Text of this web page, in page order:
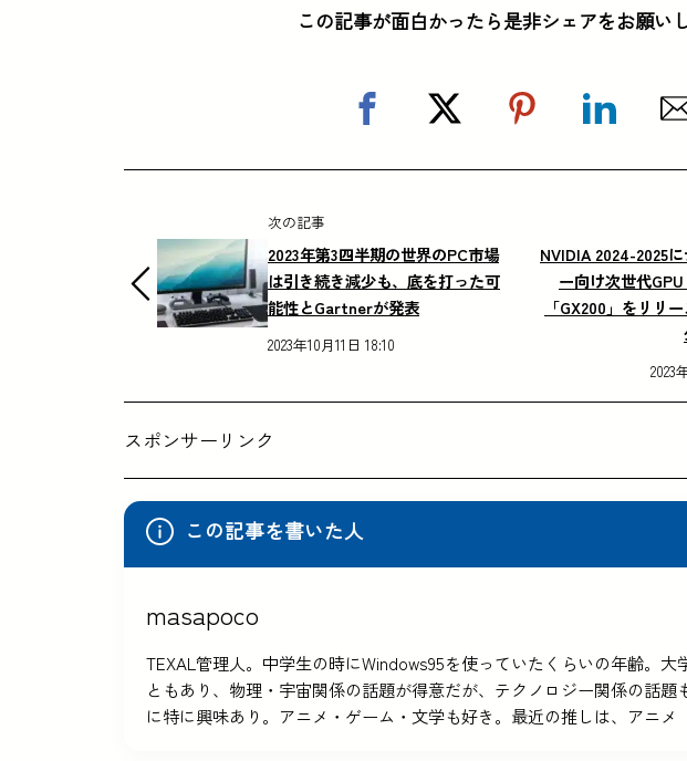
この記事が面白かったら是非シェアをお願い
次の記事
2023年第3四半期の世界のPC市場
は引き続き減少も、底を打った可
能性とGartnerが発表
2023年10月11日 18:10
NVIDIA 2024-2025
ー向け次世代
「GX200」をリリ
2023
スポンサーリンク
この記事を書いた人
masapoco
TEXAL管理人。中学生の時にWindows95を使っていたくらいの年齢。大
ともあり、物理・宇宙関係の話題が得意だが、テクノロジー関係の話題
に特に興味あり。アニメ・ゲーム・文学も好き。最近の推しは、アニメ